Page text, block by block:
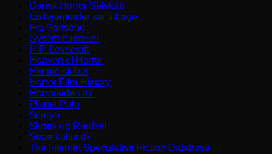
Dansk Horror Selskab
En lejemorder ser tilbage
Fra Sortsand
Gyserbiblioteket
H.P. Lovecraft
Heaven of Horror
Himmelskibet
Horror Film History
Horrorsiden.dk
Planet Pulp
Scaryo
Skræk og Rædsel
Superkultur.dk
The Internet Speculative Fiction Database